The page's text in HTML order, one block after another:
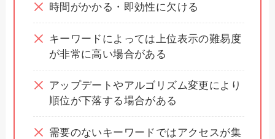
時間がかかる・即効性に欠ける
キーワードによっては上位表示の難易度
が非常に高い場合がある
アップデートやアルゴリズム変更により
順位が下落する場合がある
需要のないキーワードではアクセスが集